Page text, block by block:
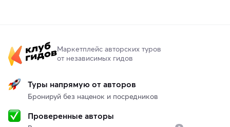
Маркетплейс авторских туров
от независимых гидов
Туры напрямую от авторов
Бронируй без наценок и посредников
Проверенные авторы